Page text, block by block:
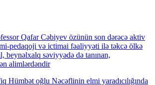
Qafar Cəbiyev özünün son dərəcə aktiv
pedaqoji və ictimai fəaliyyəti ilə təkcə ölkə
beynəlxalq səviyyədə də tanınan,
alimlərdəndir
Hümbət oğlu Nəcəflinin elmi yaradıcılığında